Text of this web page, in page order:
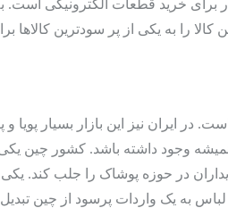
تاپ(
Computers
)
برای خرید قطعات الکترونیکی
کالا را به یکی از پر سودترین
در ایران نیز این بازار بسیار
وجود داشته باشد. کشور چین
در حوزه پوشاک را جلب
به یک واردات پرسود از چین